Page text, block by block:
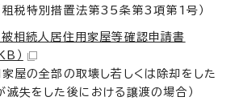
租税特別措置法第35条第3項第1号）
相続人居住用家屋等確認申請書
）
家屋の全部の取壊し若しくは除却をした
失をした後における譲渡の場合）